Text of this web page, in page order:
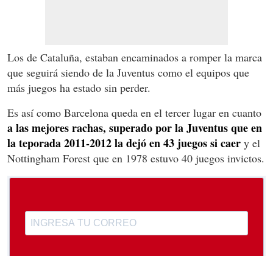
Los de Cataluña, estaban encaminados a romper la marca
que seguirá siendo de la Juventus como el equipos que
más juegos ha estado sin perder.
Es así como Barcelona queda en el tercer lugar en cuanto
a las mejores rachas, superado por la Juventus que en
la teporada 2011-2012 la dejó en 43 juegos si caer y el
Nottingham Forest que en 1978 estuvo 40 juegos invictos.